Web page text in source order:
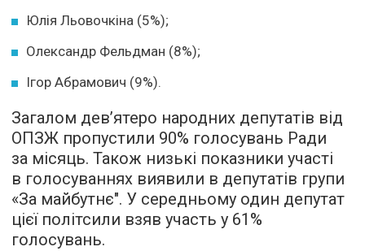
Юлія Льовочкіна (5%);
Олександр Фельдман (8%);
Ігор Абрамович (9%).
Загалом дев’ятеро народних депутатів від
ОПЗЖ пропустили 90% голосувань Ради
за місяць. Також низькі показники участі
в голосуваннях виявили в депутатів групи
«За майбутнє". У середньому один депутат
цієї політсили взяв участь у 61%
голосувань.